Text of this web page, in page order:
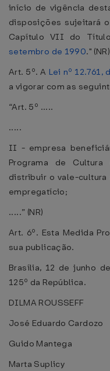
início de vigência
disposições sujeitará
Capítulo VII do
setembro de 1990." (NR)
Art. 5º. A Lei nº 12.761,
a vigorar com as
“Art. 5º .....
.....
II - empresa
Programa de
distribuir o vale-cultura
empregatício;
.....” (NR)
Art. 6º. Esta Medida
sua publicação.
Brasília, 12 de junho
125º da República.
DILMA ROUSSEFF
José Eduardo Cardozo
Guido Mantega
Marta Suplicy